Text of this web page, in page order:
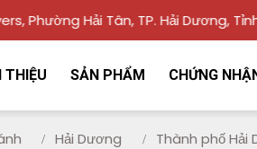
Hải Tân, TP. Hải Dương, Tỉnh
THIỆU SẢN PHẨM CHỨNG
Hải Dương Thành phố Hải